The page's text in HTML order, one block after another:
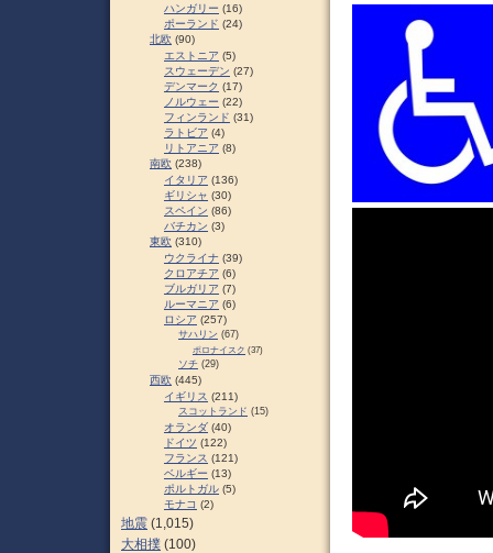
ハンガリー (16)
ポーランド (24)
北欧 (90)
エストニア (5)
スウェーデン (27)
デンマーク (17)
ノルウェー (22)
フィンランド (31)
ラトビア (4)
リトアニア (8)
南欧 (238)
イタリア (136)
ギリシャ (30)
スペイン (86)
バチカン (3)
東欧 (310)
ウクライナ (39)
クロアチア (6)
ブルガリア (7)
ルーマニア (6)
ロシア (257)
サハリン (67)
ポロナイスク (37)
ソチ (29)
西欧 (445)
イギリス (211)
スコットランド (15)
オランダ (40)
ドイツ (122)
フランス (121)
ベルギー (13)
ポルトガル (5)
モナコ (2)
地震 (1,015)
大相撲 (100)